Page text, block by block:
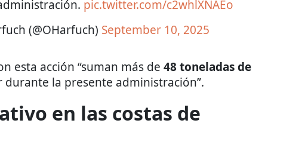
pic.twitter.com/c2whlXNAEo
(@OHarfuch) September 10, 2025
esta acción “suman más de 48 toneladas de
durante la presente administración”.
en las costas de